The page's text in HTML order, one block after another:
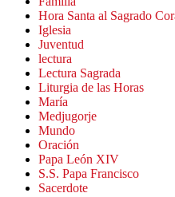
Hora Santa al Sagrado
Iglesia
Juventud
lectura
Lectura Sagrada
Liturgia de las Horas
María
Medjugorje
Mundo
Oración
Papa León XIV
S.S. Papa Francisco
Sacerdote